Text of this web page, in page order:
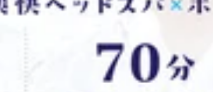
ませんか？冷え性の女性の方には、ふかふか
たら、1階のひんやりオアシスへ、ぜひ避難し
いませんか？初めてご来店のお客様に、気軽
４，４００円）、６０分６,７００円 (通常７